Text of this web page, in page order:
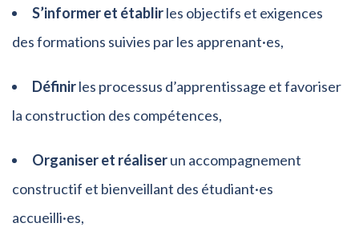
S’informer et établirles objectifs et exigences
des formations suivies par les apprenant·es,
Définirles processus d’apprentissage et favoriser
la construction des compétences,
Organiser et réaliserun accompagnement
constructif et bienveillant des étudiant·es
accueilli·es,